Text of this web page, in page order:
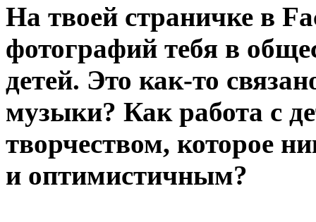
На твоей страничке в
фотографий тебя в
детей. Это как-то
музыки? Как работа с
творчеством, которое
и оптимистичным?